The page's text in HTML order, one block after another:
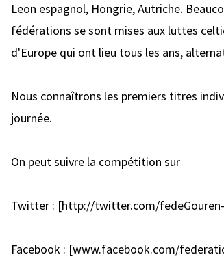
Leon espagnol, Hongrie, Autriche.
fédérations se sont mises aux luttes
d'Europe qui ont lieu tous les ans,
Nous connaîtrons les premiers titres
journée.
On peut suivre la compétition sur
Twitter : [http://twitter.com/
Facebook : [www.facebook.com/